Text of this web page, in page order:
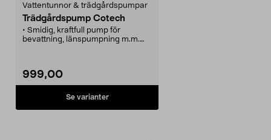
Vattentunnor & trädgårdspumpar
Trädgårdspump Cotech
• Smidig, kraftfull pump för
bevattning, länspumpning m.m.
enkel anslutning.
999,00
Se varianter